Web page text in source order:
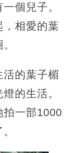
個兒子。
，相愛的葉
的葉子楣
的生活。
拍一部1000